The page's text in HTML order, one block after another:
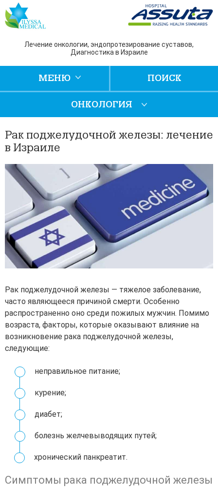
Лечение онкологии, эндопротезирование суставов,
Диагностика в Израиле
ПОИСК
МЕНЮ
Рак поджелудочной железы: лечение
в Израиле
Рак поджелудочной железы — тяжелое заболевание,
часто являющееся причиной смерти. Особенно
распространенно оно среди пожилых мужчин. Помимо
возраста, факторы, которые оказывают влияние на
возникновение рака поджелудочной железы,
следующие:
неправильное питание;
курение;
диабет;
болезнь желчевыводящих путей;
хронический панкреатит.
Симптомы рака поджелудочной железы
ОНКОЛОГИЯ